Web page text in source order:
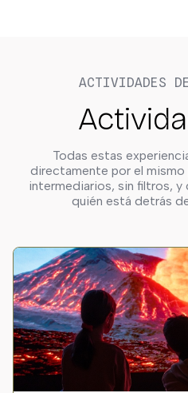
ACTIVIDADES
Todas estas
directamente por el
intermediarios, sin filtros, y
quién está detrás